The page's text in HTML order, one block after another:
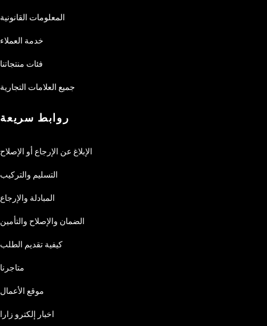
المعلومات القانونية
خدمة العملاء
فئات منتجاتنا
جميع العلامات التجارية
روابط سريعة
الإبلاغ عن الإرجاع أو الإصلاح
التسليم والتركيب
المبادلة والإرجاع
الضمان والإصلاح والتأمين
كيفية تقديم الطلب
متاجرنا
موقع الأعمال
اخبار إلكترو زارا